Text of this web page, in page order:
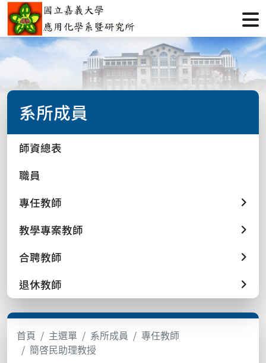
系所成員
師資總表
職員
專任教師
教學專案教師
合聘教師
退休教師
首頁 主選單 系所成員
專任教師
簡啓民助理教授